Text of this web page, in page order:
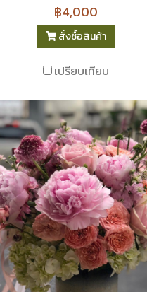
฿4,000
สั่งซื้อสินค้า
เปรียบเทียบ